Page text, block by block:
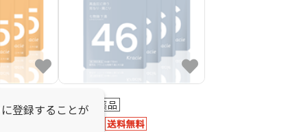
登録することが第2類医薬品